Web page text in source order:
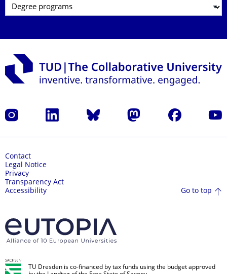
Instagram LinkedIn Bluesky Mastodon Facebook
Contact
Legal Notice
Privacy
Transparency Act
Accessibility
Go to top
TU Dresden is co-financed by tax funds using the budget approved